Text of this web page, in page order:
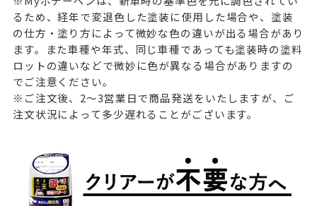
るため、経年で変退色した塗装に使用した場合や、塗装
の仕方・塗り方によって微妙な色の違いが出る場合があり
ます。また車種や年式、同じ車種であっても塗装時の塗料
ロットの違いなどで微妙に色が異なる場合がありますの
でご注意ください。
※ご注文後、2～3営業日で商品発送をいたしますが、ご
注文状況によって多少遅れることがございます。